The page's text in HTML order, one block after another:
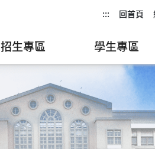
::: 回首頁
招生專區 學生專區